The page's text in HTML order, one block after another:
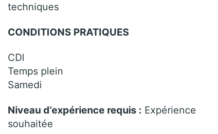
techniques
CONDITIONS PRATIQUES
CDI
Temps plein
Samedi
Niveau d’expérience requis : Expérience
souhaitée